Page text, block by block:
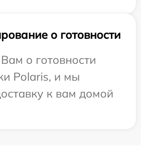
о готовности
о готовности
Polaris, и мы
к вам домой